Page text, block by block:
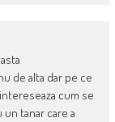
de alta dar pe ce
cum se
tanar care a